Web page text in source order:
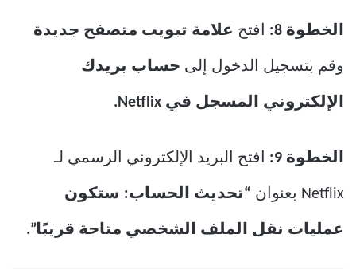
الخطوة 8: افتح علامة تبويب متصفح جديدة
وقم بتسجيل الدخول إلى حساب بريدك
الإلكتروني المسجل في Netflix.
الخطوة 9: افتح البريد الإلكتروني الرسمي لـ
Netflix بعنوان “تحديث الحساب: ستكون
عمليات نقل الملف الشخصي متاحة قريبًا”.